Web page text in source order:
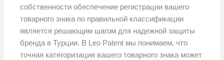
собственности обеспечение регистрации вашего
товарного знака по правильной классификации
является решающим шагом для надежной защиты
бренда в Турции. В Leo Patent мы понимаем, что
точная категоризация вашего товарного знака может